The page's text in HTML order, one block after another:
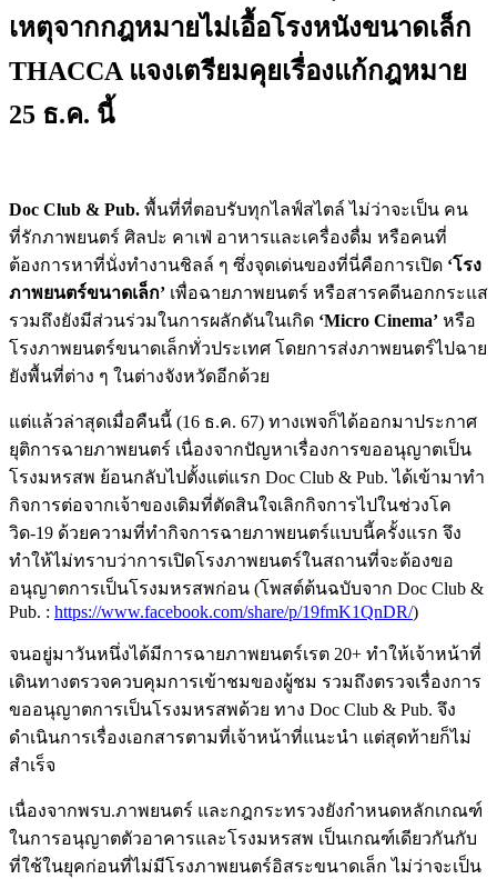
เหตุจากกฎหมายไม่เอื้อโรงหนังขนาดเล็ก
THACCA แจงเตรียมคุยเรื่องแก้กฎหมาย
25 ธ.ค. นี้
Doc Club & Pub. พื้นที่ที่ตอบรับทุกไลฟ์สไตล์ ไม่ว่าจะเป็น คน
ที่รักภาพยนตร์ ศิลปะ คาเฟ่ อาหารและเครื่องดื่ม หรือคนที่
ต้องการหาที่นั่งทำงานชิลล์ ๆ ซึ่งจุดเด่นของที่นี่คือการเปิด ‘โรง
ภาพยนตร์ขนาดเล็ก’ เพื่อฉายภาพยนตร์ หรือสารคดีนอกกระแส
รวมถึงยังมีส่วนร่วมในการผลักดันในเกิด ‘Micro Cinema’ หรือ
โรงภาพยนตร์ขนาดเล็กทั่วประเทศ โดยการส่งภาพยนตร์ไปฉาย
ยังพื้นที่ต่าง ๆ ในต่างจังหวัดอีกด้วย
แต่แล้วล่าสุดเมื่อคืนนี้ (16 ธ.ค. 67) ทางเพจก็ได้ออกมาประกาศ
ยุติการฉายภาพยนตร์ เนื่องจากปัญหาเรื่องการขออนุญาตเป็น
โรงมหรสพ ย้อนกลับไปตั้งแต่แรก Doc Club & Pub. ได้เข้ามาทำ
กิจการต่อจากเจ้าของเดิมที่ตัดสินใจเลิกกิจการไปในช่วงโค
วิด-19 ด้วยความที่ทำกิจการฉายภาพยนตร์แบบนี้ครั้งแรก จึง
ทำให้ไม่ทราบว่าการเปิดโรงภาพยนตร์ในสถานที่จะต้องขอ
อนุญาตการเป็นโรงมหรสพก่อน (โพสต์ต้นฉบับจาก Doc Club &
Pub. : https://www.facebook.com/share/p/19fmK1QnDR/)
จนอยู่มาวันหนึ่งได้มีการฉายภาพยนตร์เรต 20+ ทำให้เจ้าหน้าที่
เดินทางตรวจควบคุมการเข้าชมของผู้ชม รวมถึงตรวจเรื่องการ
ขออนุญาตการเป็นโรงมหรสพด้วย ทาง Doc Club & Pub. จึง
ดำเนินการเรื่องเอกสารตามที่เจ้าหน้าที่แนะนำ แต่สุดท้ายก็ไม่
สำเร็จ
เนื่องจากพรบ.ภาพยนตร์ และกฎกระทรวงยังกำหนดหลักเกณฑ์
ในการอนุญาตตัวอาคารและโรงมหรสพ เป็นเกณฑ์เดียวกันกับ
ที่ใช้ในยุคก่อนที่ไม่มีโรงภาพยนตร์อิสระขนาดเล็ก ไม่ว่าจะเป็น